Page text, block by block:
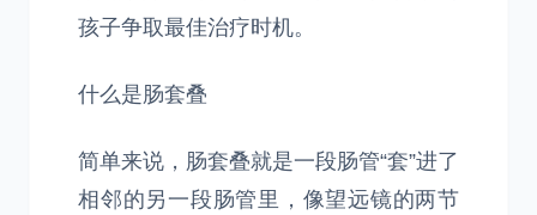
孩子争取最佳治疗时机。
什么是肠套叠
简单来说，肠套叠就是一段肠管“套”进了
相邻的另一段肠管里，像望远镜的两节